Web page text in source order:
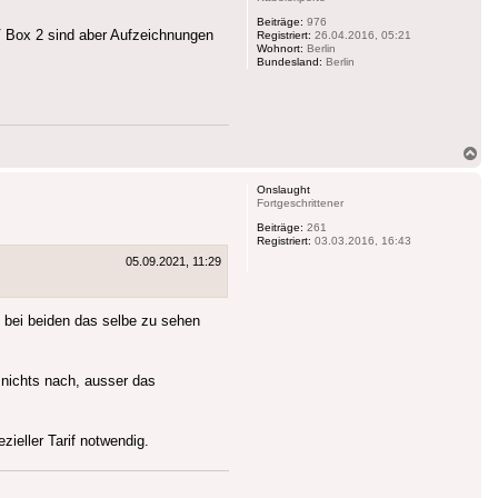
Beiträge: 976
Registriert: 26.04.2016, 05:21
Wohnort: Berlin
Bundesland: Berlin
2 sind aber Aufzeichnungen
Onslaught
Fortgeschrittener
Beiträge: 261
Registriert: 03.03.2016, 16:43
05.09.2021, 11:29
beiden das selbe zu sehen
nach, ausser das
Tarif notwendig.